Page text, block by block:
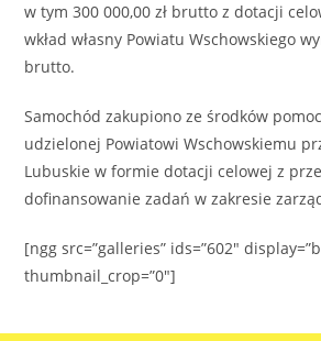
w tym 300 000,00 zł brutto z dotacji
wkład własny Powiatu Wschowskiego
brutto.
Samochód zakupiono ze środków
udzielonej Powiatowi Wschowskiemu
Lubuskie w formie dotacji celowej z
dofinansowanie zadań w zakresie
[ngg src=”galleries” ids=”602″
thumbnail_crop=”0″]